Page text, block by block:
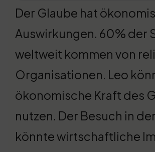
Der Glaube hat
Auswirkungen. 60% der
weltweit kommen von
Organisationen. Leo
ökonomische Kraft des
nutzen. Der Besuch in
könnte wirtschaftliche